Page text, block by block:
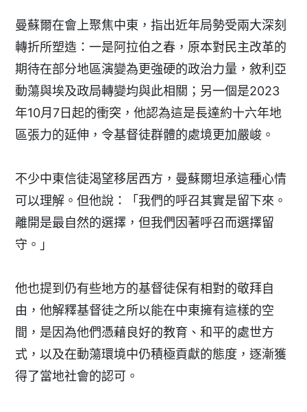
曼蘇爾在會上聚焦中東，指出近年局勢受兩大深刻
轉折所塑造：一是阿拉伯之春，原本對民主改革的
期待在部分地區演變為更強硬的政治力量，敘利亞
動蕩與埃及政局轉變均與此相關；另一個是2023
年10月7日起的衝突，他認為這是長達約十六年地
區張力的延伸，令基督徒群體的處境更加嚴峻。
不少中東信徒渴望移居西方，曼蘇爾坦承這種心情
可以理解。但他說：「我們的呼召其實是留下來。
離開是最自然的選擇，但我們因著呼召而選擇留
守。」
他也提到仍有些地方的基督徒保有相對的敬拜自
由，他解釋基督徒之所以能在中東擁有這樣的空
間，是因為他們憑藉良好的教育、和平的處世方
式，以及在動蕩環境中仍積極貢獻的態度，逐漸獲
得了當地社會的認可。